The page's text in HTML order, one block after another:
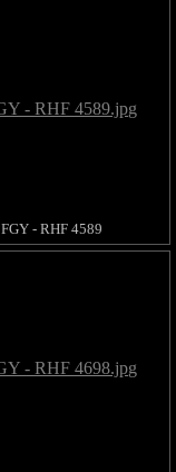
FGY - RHF 4589